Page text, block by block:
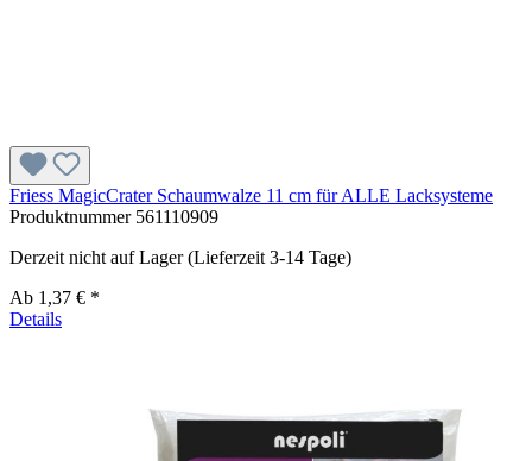
Friess MagicCrater Schaumwalze 11 cm für ALLE Lacksysteme
Produktnummer 561110909
Derzeit nicht auf Lager (Lieferzeit 3-14 Tage)
Ab 1,37 € *
Details